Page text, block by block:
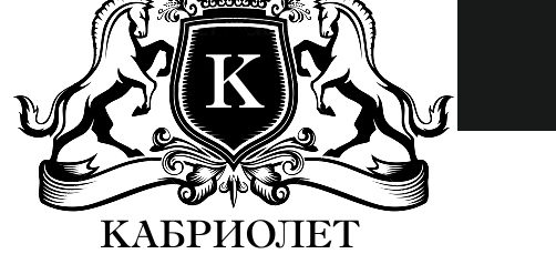
Обучение основам верховой езды
ДЛЯ ПРОФИ
ДЛЯ ВСЕХ
Экскурсии
Фотосессии
Подарочные сертификаты
ИНСТРУКТОРЫ
КОНТАКТЫ